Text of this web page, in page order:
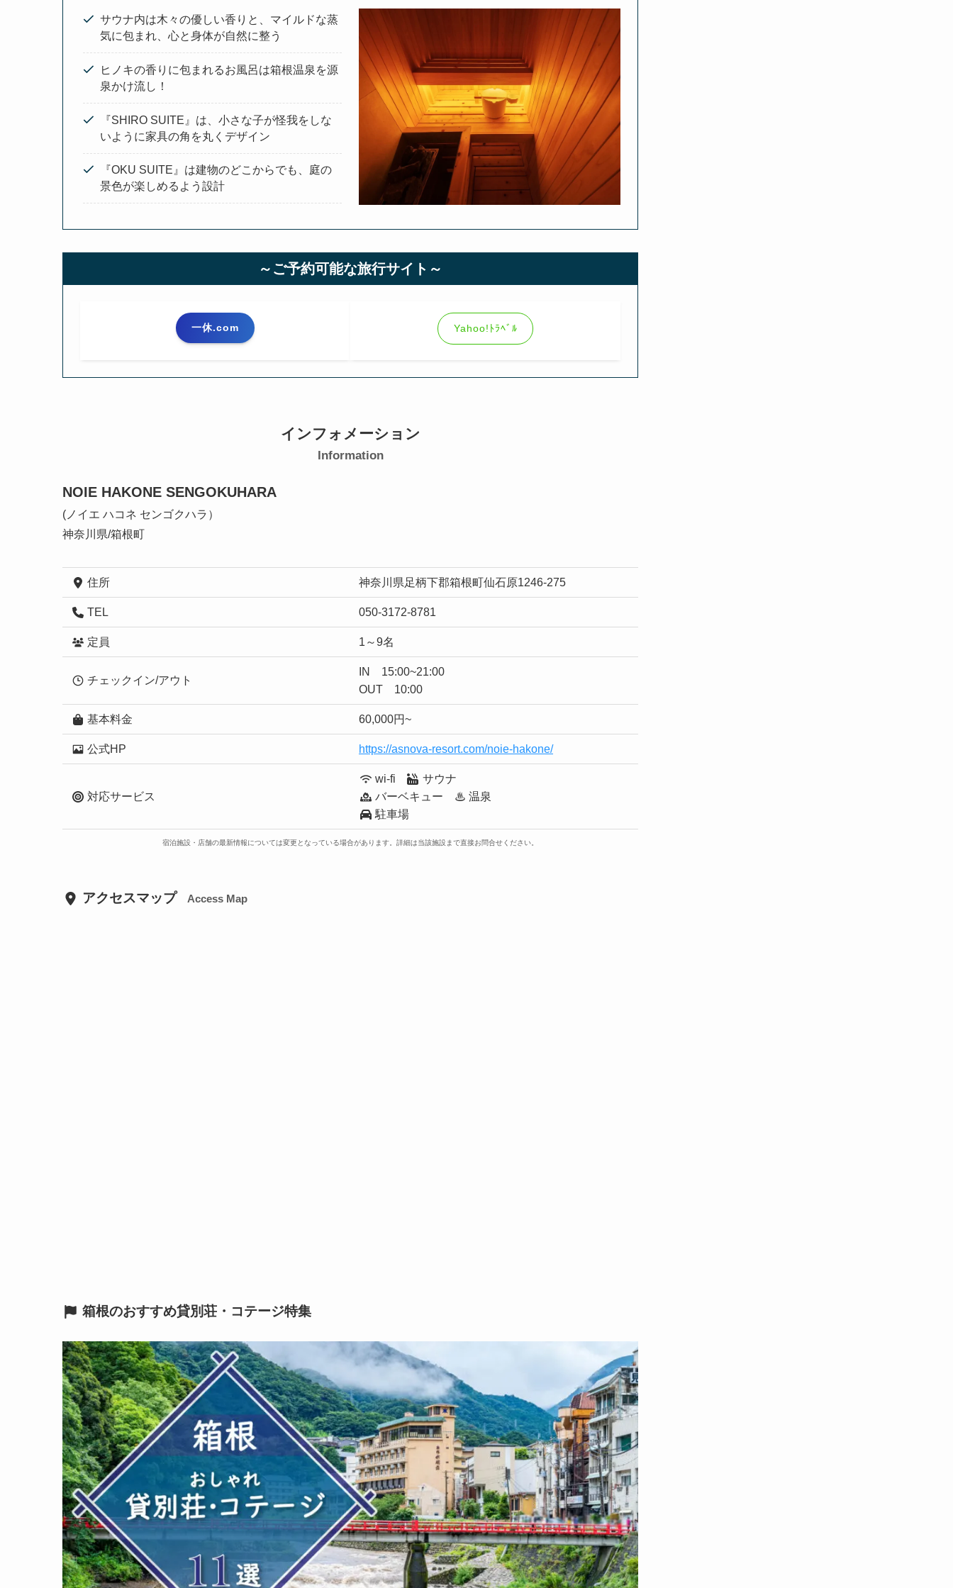
サウナ内は木々の優しい香りと、マイルドな蒸
気に包まれ、心と身体が自然に整う
ヒノキの香りに包まれるお風呂は箱根温泉を源
泉かけ流し！
『SHIRO SUITE』は、小さな子が怪我をしな
いように家具の角を丸くデザイン
『OKU SUITE』は建物のどこからでも、庭の
景色が楽しめるよう設計
～ご予約可能な旅行サイト～
一休.com Yahoo!ﾄﾗﾍﾞﾙ
インフォメーション
Information
NOIE HAKONE SENGOKUHARA
(ノイエ ハコネ センゴクハラ）
神奈川県/箱根町
住所 神奈川県足柄下郡箱根町仙石原1246-275
TEL 050-3172-8781
定員 1～9名
チェックイン/アウト
IN 15:00~21:00
OUT 10:00
基本料金 60,000円~
公式HP https://asnova-resort.com/noie-hakone/
対応サービス
wi-fi
サウナ
バーベキュー ♨ 温泉
駐車場
宿泊施設・店舗の最新情報については変更となっている場合があります。詳細は当該施設まで直接お問合せください。
アクセスマップ Access Map
箱根のおすすめ貸別荘・コテージ特集